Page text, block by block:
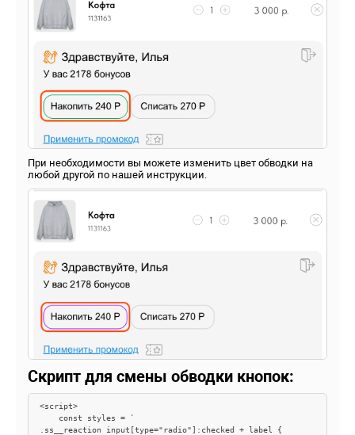
При необходимости вы можете изменить цвет обводки на
любой другой по нашей инструкции.
Скрипт для смены обводки кнопок:
<script>
.ss__reaction input[type="radio"]:checked + label {